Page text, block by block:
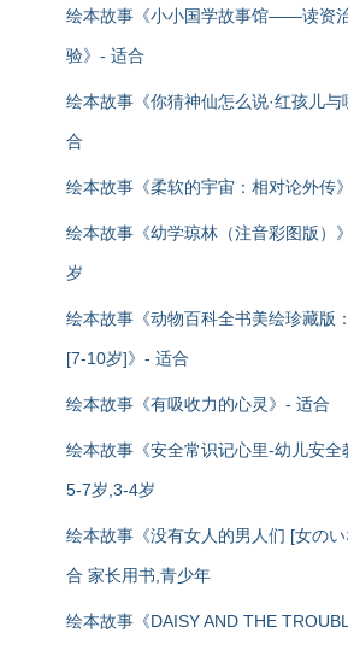
绘本故事《小小国学故事馆——读资
验》- 适合
绘本故事《你猜神仙怎么说·红孩儿
合
绘本故事《柔软的宇宙：相对论外传
绘本故事《幼学琼林（注音彩图版）
岁
绘本故事《动物百科全书美绘珍藏版
[7-10岁]》- 适合
绘本故事《有吸收力的心灵》- 适合
绘本故事《安全常识记心里-幼儿安全
5-7岁,3-4岁
绘本故事《没有女人的男人们 [女の
合 家长用书,青少年
绘本故事《DAISY AND THE